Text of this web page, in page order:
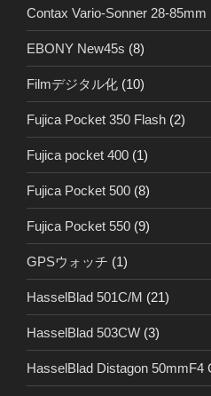
Contax Vario-Sonner 28-
EBONY New45s (8)
Filmデジタル化 (10)
Fujica Pocket 350 Flash (2)
Fujica pocket 400 (1)
Fujica Pocket 500 (8)
Fujica Pocket 550 (9)
GPSウォッチ (1)
HasselBlad 501C/M (21)
HasselBlad 503CW (3)
HasselBlad Distagon 50mmF4